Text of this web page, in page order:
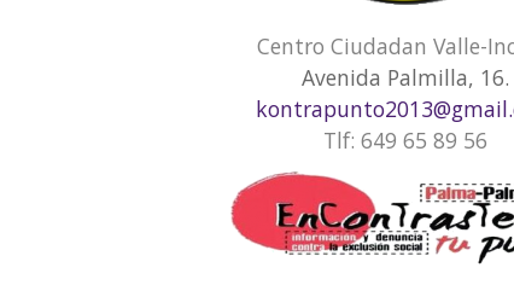
Centro Ciudadan Valle-
Avenida Palmilla, 16.
Tlf: 649 65 89 56